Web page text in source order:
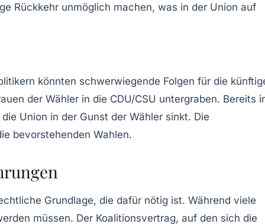
Rückkehr unmöglich machen, was in der Union auf
könnten schwerwiegende Folgen für die
der Wähler in die CDU/CSU untergraben. Bereits
Union in der Gunst der Wähler sinkt. Die
bevorstehenden Wahlen.
Grundlage, die dafür nötig ist. Während viele
müssen. Der Koalitionsvertrag, auf den sich die